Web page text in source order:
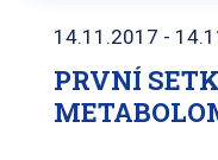
14.11.2017 -
PRVNÍ